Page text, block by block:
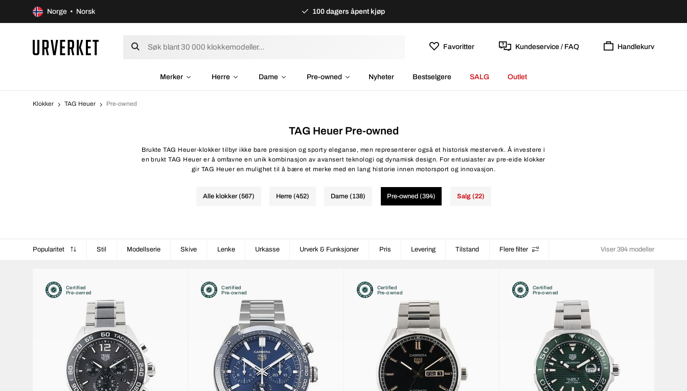
Norge • Norsk 100 dagers åpent kjøp
Favoritter Kundeservice / FAQ Handlekurv
Merker Herre Dame Pre-owned Nyheter Bestselgere SALG Outlet
Klokker TAG Heuer Pre-owned
TAG Heuer Pre-owned
Brukte TAG Heuer-klokker tilbyr ikke bare presisjon og sporty eleganse, men representerer også et historisk mesterverk. Å investere i
en brukt TAG Heuer er å omfavne en unik kombinasjon av avansert teknologi og dynamisk design. For entusiaster av pre-eide klokker
gir TAG Heuer en mulighet til å bære et merke med en lang historie innen motorsport og innovasjon.
Alle klokker (567) Herre (452) Dame (138) Pre-owned (394) Salg (22)
Popularitet Stil Modellserie Skive Lenke Urkasse Urverk & Funksjoner Pris Levering Tilstand Flere filter Viser 394 modeller
Certified
Pre-owned
Certified
Pre-owned
Certified
Pre-owned
Certified
Pre-owned